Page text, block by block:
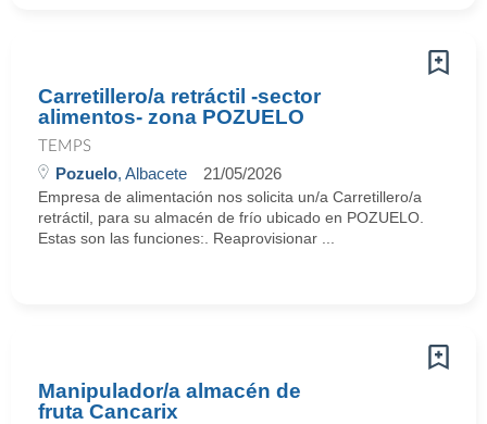
Carretillero/a retráctil -sector
alimentos- zona POZUELO
TEMPS
Pozuelo, Albacete 21/05/2026
Empresa de alimentación nos solicita un/a Carretillero/a
retráctil, para su almacén de frío ubicado en POZUELO.
Estas son las funciones:. Reaprovisionar ...
Manipulador/a almacén de
fruta Cancarix